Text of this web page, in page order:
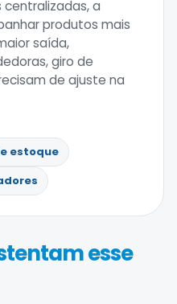
a
produtos mais
saída,
giro de
de ajuste na
estoque
esse